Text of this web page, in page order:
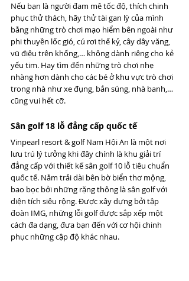
Nếu bạn là người đam mê tốc độ, thích chinh
phục thử thách, hãy thử tài gan lỳ của mình
bằng những trò chơi mạo hiểm bên ngoài như
phi thuyền lốc gió, cú rơi thế kỷ, cây dây văng,
vũ điệu trên khống,… không dành riêng cho kẻ
yếu tim. Hay tìm đến những trò chơi nhẹ
nhàng hơn dành cho các bé ở khu vực trò chơi
trong nhà như xe đụng, bắn súng, nhà banh,…
cũng vui hết cỡ.
Sân golf 18 lỗ đẳng cấp quốc tế
Vinpearl resort & golf Nam Hội An là một nơi
lưu trú lý tưởng khi đây chính là khu giải trí
đẳng cấp với thiết kế sân golf 10 lỗ tiêu chuẩn
quốc tế. Nằm trải dài bên bờ biển thơ mộng,
bao bọc bởi những rặng thông là sân golf với
diện tích siêu rộng. Được xây dựng bởi tập
đoàn IMG, những lỗi golf được sắp xếp một
cách đa dạng, đưa bạn đến với cơ hội chinh
phục những cập độ khác nhau.